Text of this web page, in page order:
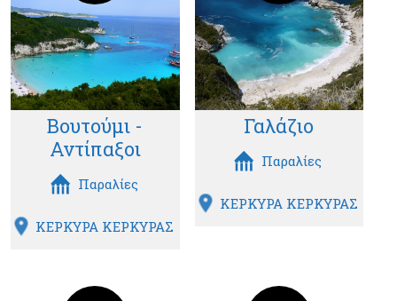
Βουτούμι -
Αντίπαξοι
Παραλίες
ΚΕΡΚΥΡΑ ΚΕΡΚΥΡΑΣ
Γαλάζιο
Παραλίες
ΚΕΡΚΥΡΑ ΚΕΡΚΥΡΑΣ